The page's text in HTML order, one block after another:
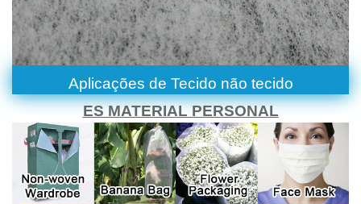
Aplicações de Tecido não tecido
ES MATERIAL PERSONAL